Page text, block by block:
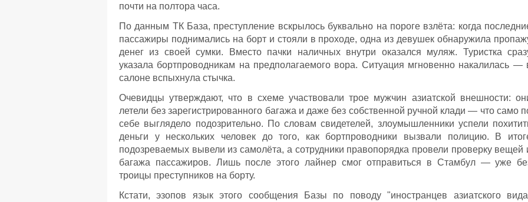
почти на полтора часа.
По данным ТК База, преступление вскрылось буквально на пороге взлёта: когда
пассажиры поднимались на борт и стояли в проходе, одна из девушек обнаружила
денег из своей сумки. Вместо пачки наличных внутри оказался муляж. Туристка
указала бортпроводникам на предполагаемого вора. Ситуация мгновенно накалилась —
салоне вспыхнула стычка.
Очевидцы утверждают, что в схеме участвовали трое мужчин азиатской внешности:
летели без зарегистрированного багажа и даже без собственной ручной клади — что само
себе выглядело подозрительно. По словам свидетелей, злоумышленники успели
деньги у нескольких человек до того, как бортпроводники вызвали полицию. В
подозреваемых вывели из самолёта, а сотрудники правопорядка провели проверку вещей
багажа пассажиров. Лишь после этого лайнер смог отправиться в Стамбул — уже
троицы преступников на борту.
Кстати, эзопов язык этого сообщения Базы по поводу "иностранцев азиатского